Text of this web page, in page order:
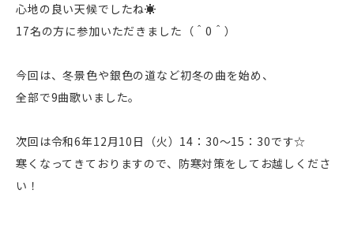
心地の良い天候でしたね☀
17名の方に参加いただきました（＾0＾）
今回は、冬景色や銀色の道など初冬の曲を始め、
全部で9曲歌いました。
次回は令和6年12月10日（火）14：30～15：30です☆
寒くなってきておりますので、防寒対策をしてお越しくださ
い！